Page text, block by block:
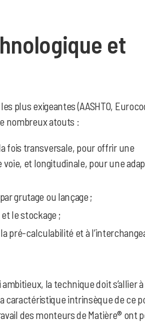
et
plus exigeantes (AASHTO,
nombreux atouts :
fois transversale, pour offrir une
et longitudinale, pour une
grutage ou lançage ;
le stockage ;
pré-calculabilité et à
la technique doit s’allier
caractéristique intrinsèque de ce
des monteurs de Matière® ont